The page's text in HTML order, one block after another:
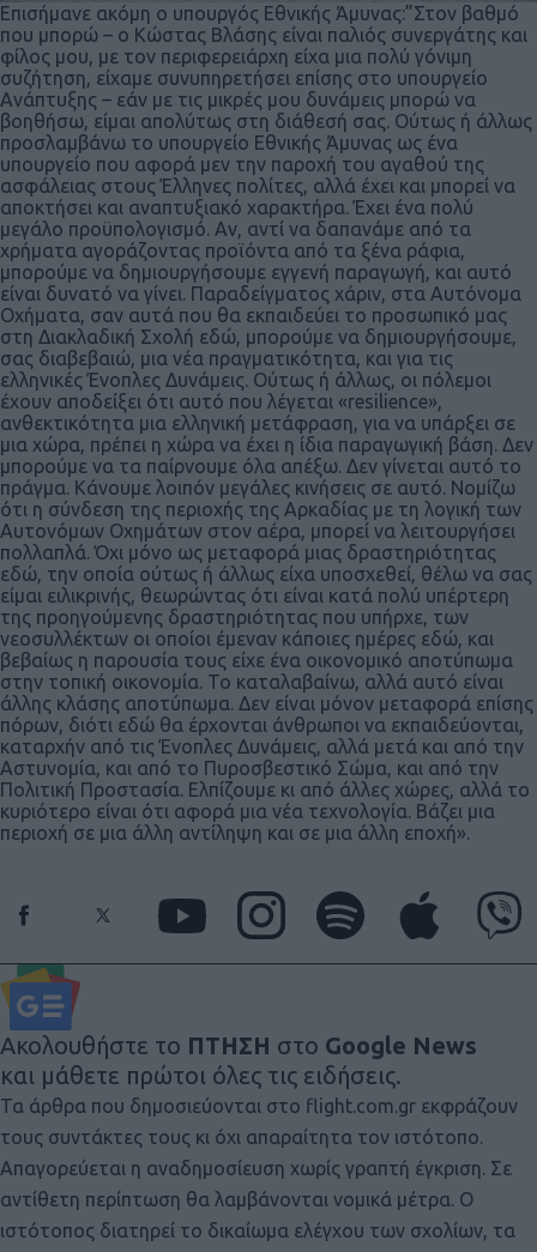
Επισήμανε ακόμη ο υπουργός Εθνικής Άμυνας:”Στον βαθμό
που μπορώ – ο Κώστας Βλάσης είναι παλιός συνεργάτης και
φίλος μου, με τον περιφερειάρχη είχα μια πολύ γόνιμη
συζήτηση, είχαμε συνυπηρετήσει επίσης στο υπουργείο
Ανάπτυξης – εάν με τις μικρές μου δυνάμεις μπορώ να
βοηθήσω, είμαι απολύτως στη διάθεσή σας. Ούτως ή άλλως
προσλαμβάνω το υπουργείο Εθνικής Άμυνας ως ένα
υπουργείο που αφορά μεν την παροχή του αγαθού της
ασφάλειας στους Έλληνες πολίτες, αλλά έχει και μπορεί να
αποκτήσει και αναπτυξιακό χαρακτήρα. Έχει ένα πολύ
μεγάλο προϋπολογισμό. Αν, αντί να δαπανάμε από τα
χρήματα αγοράζοντας προϊόντα από τα ξένα ράφια,
μπορούμε να δημιουργήσουμε εγγενή παραγωγή, και αυτό
είναι δυνατό να γίνει. Παραδείγματος χάριν, στα Αυτόνομα
Οχήματα, σαν αυτά που θα εκπαιδεύει το προσωπικό μας
στη Διακλαδική Σχολή εδώ, μπορούμε να δημιουργήσουμε,
σας διαβεβαιώ, μια νέα πραγματικότητα, και για τις
ελληνικές Ένοπλες Δυνάμεις. Ούτως ή άλλως, οι πόλεμοι
έχουν αποδείξει ότι αυτό που λέγεται «resilience»,
ανθεκτικότητα μια ελληνική μετάφραση, για να υπάρξει σε
μια χώρα, πρέπει η χώρα να έχει η ίδια παραγωγική βάση. Δεν
μπορούμε να τα παίρνουμε όλα απέξω. Δεν γίνεται αυτό το
πράγμα. Κάνουμε λοιπόν μεγάλες κινήσεις σε αυτό. Νομίζω
ότι η σύνδεση της περιοχής της Αρκαδίας με τη λογική των
Αυτονόμων Οχημάτων στον αέρα, μπορεί να λειτουργήσει
πολλαπλά. Όχι μόνο ως μεταφορά μιας δραστηριότητας
εδώ, την οποία ούτως ή άλλως είχα υποσχεθεί, θέλω να σας
είμαι ειλικρινής, θεωρώντας ότι είναι κατά πολύ υπέρτερη
της προηγούμενης δραστηριότητας που υπήρχε, των
νεοσυλλέκτων οι οποίοι έμεναν κάποιες ημέρες εδώ, και
βεβαίως η παρουσία τους είχε ένα οικονομικό αποτύπωμα
στην τοπική οικονομία. Το καταλαβαίνω, αλλά αυτό είναι
άλλης κλάσης αποτύπωμα. Δεν είναι μόνον μεταφορά επίσης
πόρων, διότι εδώ θα έρχονται άνθρωποι να εκπαιδεύονται,
καταρχήν από τις Ένοπλες Δυνάμεις, αλλά μετά και από την
Αστυνομία, και από το Πυροσβεστικό Σώμα, και από την
Πολιτική Προστασία. Ελπίζουμε κι από άλλες χώρες, αλλά το
κυριότερο είναι ότι αφορά μια νέα τεχνολογία. Βάζει μια
περιοχή σε μια άλλη αντίληψη και σε μια άλλη εποχή».
Ακολουθήστε το ΠΤΗΣΗ στο Google News
και μάθετε πρώτοι όλες τις ειδήσεις.
Τα άρθρα που δημοσιεύονται στο flight.com.gr εκφράζουν
τους συντάκτες τους κι όχι απαραίτητα τον ιστότοπο.
Απαγορεύεται η αναδημοσίευση χωρίς γραπτή έγκριση. Σε
αντίθετη περίπτωση θα λαμβάνονται νομικά μέτρα. Ο
ιστότοπος διατηρεί το δικαίωμα ελέγχου των σχολίων, τα